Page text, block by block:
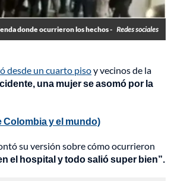
donde ocurrieron los hechos - Redes sociales
desde un cuarto pisoy vecinos de la
una mujer se asomó por la
y el mundo)
su versión sobre cómo ocurrieron
el hospital y todo salió super bien”.